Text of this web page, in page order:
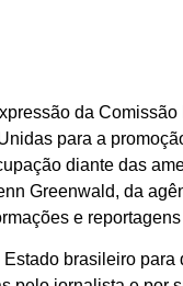
da
para a
diante das
Greenwald, da
e
brasileiro